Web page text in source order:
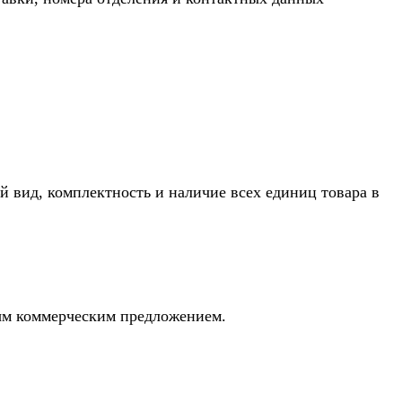
комплектность и наличие всех единиц товара в
коммерческим предложением.